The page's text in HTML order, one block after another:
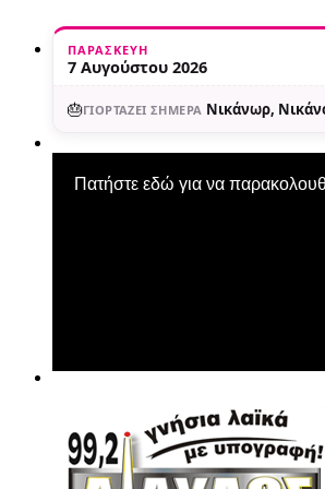
ΠΑΡΑΣΚΕΥΉ
7 Αυγούστου 2026
🎂ΓΙΟΡΤΆΖΕΙ ΣΉΜΕΡΑ Νικάνωρ,
Πατήστε εδώ για να